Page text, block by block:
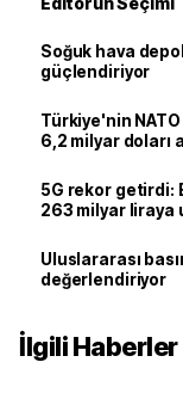
Soğuk hava
güçlendiriyor
Türkiye'nin
6,2 milyar doları
5G rekor getirdi:
263 milyar liraya
Uluslararası
değerlendiriyor
İlgili Haberler